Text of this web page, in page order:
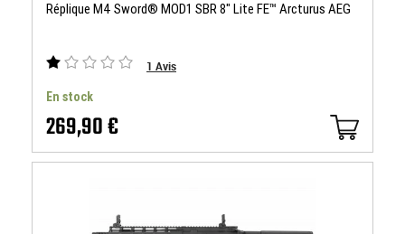
Réplique M4 Sword® MOD1 SBR 8" Lite FE™ Arcturus AEG
1 Avis
En stock
269,90 €